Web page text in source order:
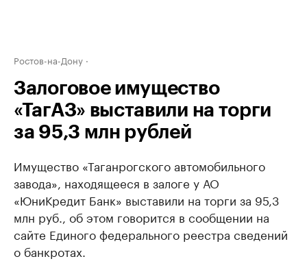
Ростов-на-Дону
Залоговое имущество
«ТагАЗ» выставили на торги
за 95,3 млн рублей
Имущество «Таганрогского автомобильного
завода», находящееся в залоге у АО
«ЮниКредит Банк» выставили на торги за 95,3
млн руб., об этом говорится в сообщении на
сайте Единого федерального реестра сведений
о банкротах.